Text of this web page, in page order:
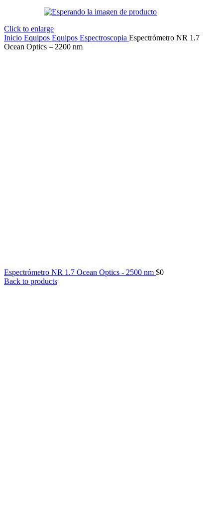
Click to enlarge
Inicio Equipos Equipos Espectroscopia Espectrómetro NR 1.7
Ocean Optics – 2200 nm
Espectrómetro NR 1.7 Ocean Optics - 2500 nm $0
Back to products